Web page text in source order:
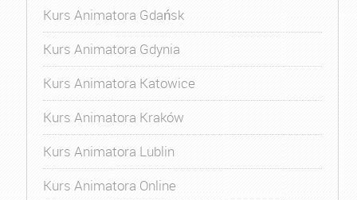
Kurs Animatora Gdańsk
Kurs Animatora Gdynia
Kurs Animatora Katowice
Kurs Animatora Kraków
Kurs Animatora Lublin
Kurs Animatora Online